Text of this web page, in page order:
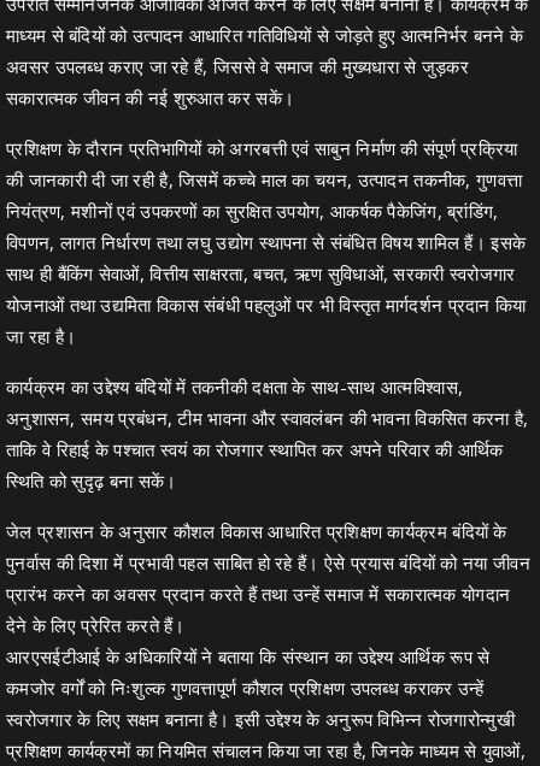
माध्यम से बंदियों को उत्पादन आधारित गतिविधियों से जोड़ते हुए आत्मनिर्भर बनने के
अवसर उपलब्ध कराए जा रहे हैं, जिससे वे समाज की मुख्यधारा से जुड़कर
सकारात्मक जीवन की नई शुरुआत कर सकें।
प्रशिक्षण के दौरान प्रतिभागियों को अगरबत्ती एवं साबुन निर्माण की संपूर्ण प्रक्रिया
की जानकारी दी जा रही है, जिसमें कच्चे माल का चयन, उत्पादन तकनीक, गुणवत्ता
नियंत्रण, मशीनों एवं उपकरणों का सुरक्षित उपयोग, आकर्षक पैकेजिंग, ब्रांडिंग,
विपणन, लागत निर्धारण तथा लघु उद्योग स्थापना से संबंधित विषय शामिल हैं। इसके
साथ ही बैंकिंग सेवाओं, वित्तीय साक्षरता, बचत, ऋण सुविधाओं, सरकारी स्वरोजगार
योजनाओं तथा उद्यमिता विकास संबंधी पहलुओं पर भी विस्तृत मार्गदर्शन प्रदान किया
जा रहा है।
कार्यक्रम का उद्देश्य बंदियों में तकनीकी दक्षता के साथ-साथ आत्मविश्वास,
अनुशासन, समय प्रबंधन, टीम भावना और स्वावलंबन की भावना विकसित करना है,
ताकि वे रिहाई के पश्चात स्वयं का रोजगार स्थापित कर अपने परिवार की आर्थिक
स्थिति को सुदृढ़ बना सकें।
जेल प्रशासन के अनुसार कौशल विकास आधारित प्रशिक्षण कार्यक्रम बंदियों के
पुनर्वास की दिशा में प्रभावी पहल साबित हो रहे हैं। ऐसे प्रयास बंदियों को नया जीवन
प्रारंभ करने का अवसर प्रदान करते हैं तथा उन्हें समाज में सकारात्मक योगदान
देने के लिए प्रेरित करते हैं।
आरएसईटीआई के अधिकारियों ने बताया कि संस्थान का उद्देश्य आर्थिक रूप से
कमजोर वर्गों को निःशुल्क गुणवत्तापूर्ण कौशल प्रशिक्षण उपलब्ध कराकर उन्हें
स्वरोजगार के लिए सक्षम बनाना है। इसी उद्देश्य के अनुरूप विभिन्न रोजगारोन्मुखी
प्रशिक्षण कार्यक्रमों का नियमित संचालन किया जा रहा है, जिनके माध्यम से युवाओं,